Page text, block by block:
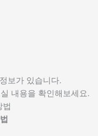
보가 있습니다.
내용을 확인해보세요.
법